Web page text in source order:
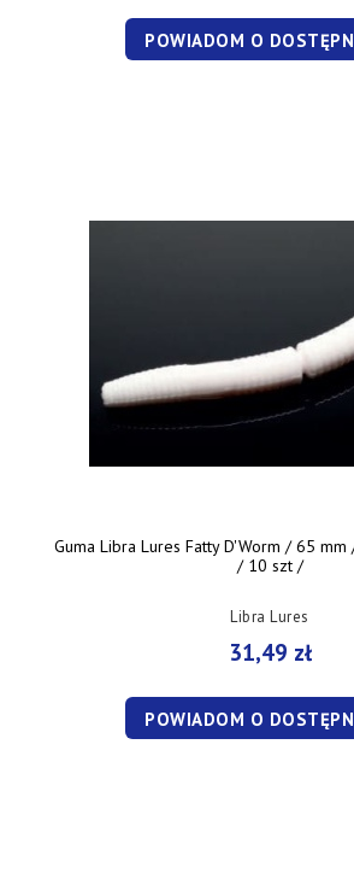
POWIADOM O
Guma Libra Lures Fatty D'Worm / 65
/ 10 szt /
Libra Lures
31,49 zł
POWIADOM O